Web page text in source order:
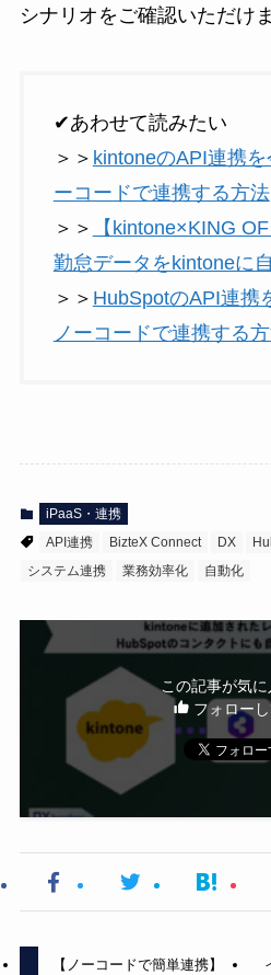
シナリオをご確認いただけま
✔あわせて読みたい
＞＞ kintoneのAPI連携
ーコードで連携する方法
＞＞
【kintone×KING
勤怠データをkintoneに
＞＞ HubSpotのAPI連携
ノーコードで連携する
iPaaS・連携
API連携
BizteX Connect DX
システム連携
業務効率化 自動化
この記事が気
フォローし
【ノーコードで簡単連携】